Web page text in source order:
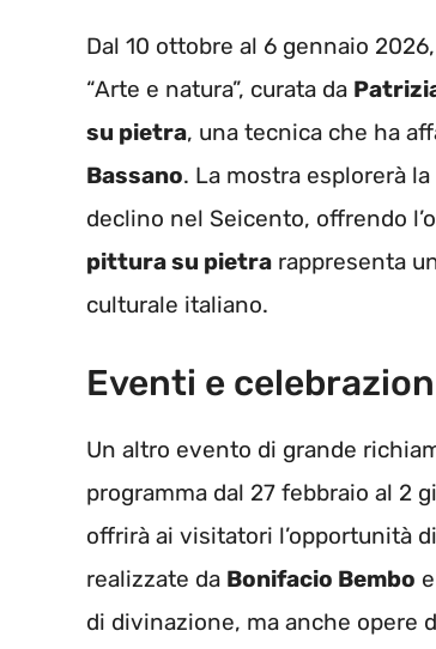
Dal 10 ottobre al 6 gennaio
“Arte e natura”, curata da
su pietra, una tecnica che ha
Bassano. La mostra esplorerà
declino nel Seicento, offrendo
pittura su pietra rappresenta
culturale italiano.
Eventi e
Un altro evento di grande
programma dal 27 febbraio al 2
offrirà ai visitatori l’opportunità
realizzate da Bonifacio Bembo e
di divinazione, ma anche opere